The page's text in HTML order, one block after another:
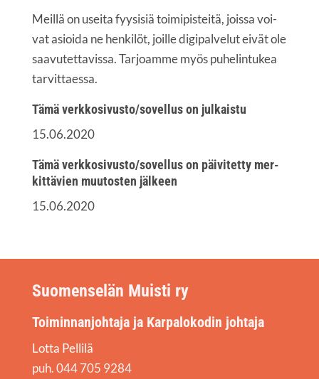
Meil­lä on usei­ta fyy­si­siä toi­mi­pis­tei­tä, jois­sa voi­
vat asioi­da ne hen­ki­löt, joil­le digi­pal­ve­lut eivät ole
saa­vu­tet­ta­vis­sa. Tar­joam­me myös puhe­lin­tu­kea
tarvittaessa.
Tämä verkkosivusto/sovellus on julkaistu
15.06.2020
Tämä verkkosivusto/sovellus on päi­vi­tet­ty mer­
kit­tä­vien muu­tos­ten jälkeen
15.06.2020
Suomenselän Muisti ry
Toiminnanjohtaja ja Karpalokodin johtaja
Lotta Pellilä
puh. 044 705 9284